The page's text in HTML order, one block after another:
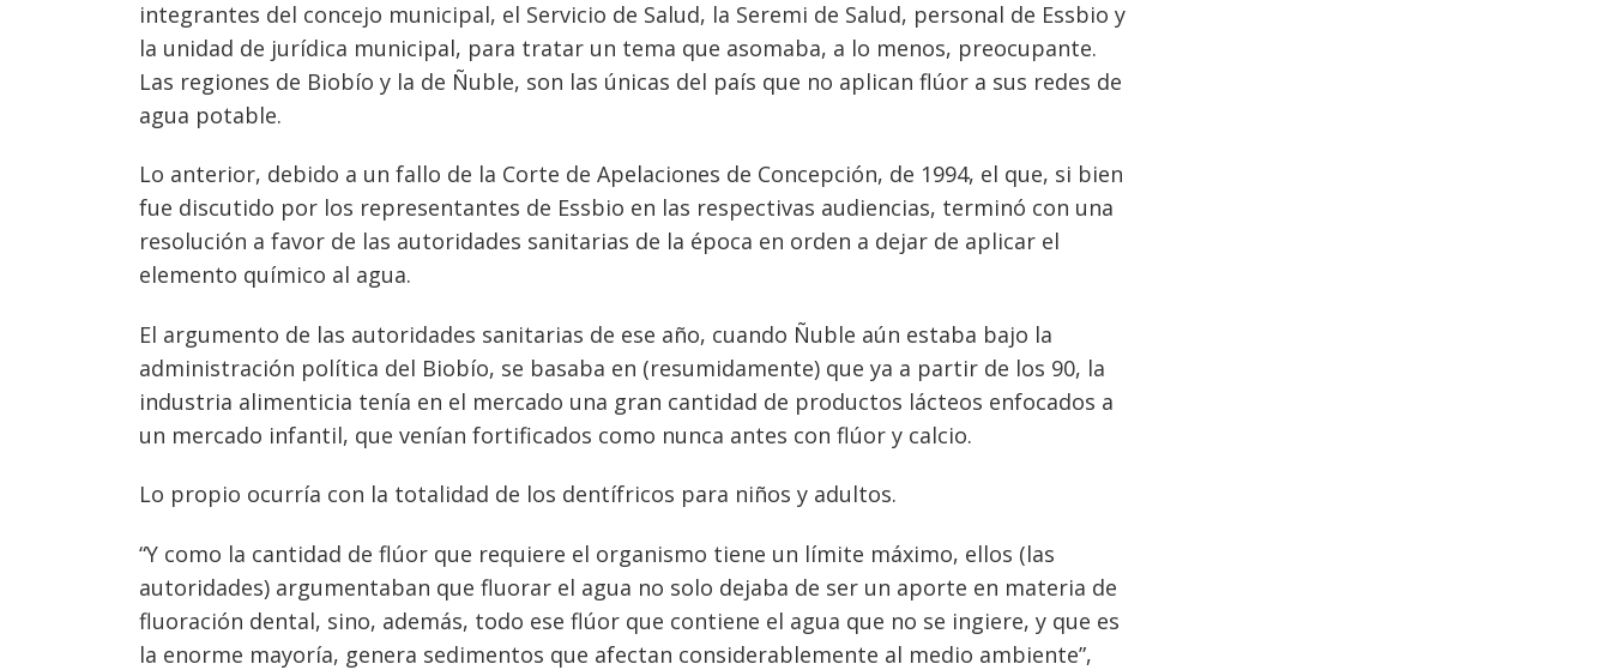
integrantes del concejo municipal, el Servicio de Salud, la Seremi de Salud, personal de Essbio y
la unidad de jurídica municipal, para tratar un tema que asomaba, a lo menos, preocupante.
Las regiones de Biobío y la de Ñuble, son las únicas del país que no aplican flúor a sus redes de
agua potable.
Lo anterior, debido a un fallo de la Corte de Apelaciones de Concepción, de 1994, el que, si bien
fue discutido por los representantes de Essbio en las respectivas audiencias, terminó con una
resolución a favor de las autoridades sanitarias de la época en orden a dejar de aplicar el
elemento químico al agua.
El argumento de las autoridades sanitarias de ese año, cuando Ñuble aún estaba bajo la
administración política del Biobío, se basaba en (resumidamente) que ya a partir de los 90, la
industria alimenticia tenía en el mercado una gran cantidad de productos lácteos enfocados a
un mercado infantil, que venían fortificados como nunca antes con flúor y calcio.
Lo propio ocurría con la totalidad de los dentífricos para niños y adultos.
“Y como la cantidad de flúor que requiere el organismo tiene un límite máximo, ellos (las
autoridades) argumentaban que fluorar el agua no solo dejaba de ser un aporte en materia de
fluoración dental, sino, además, todo ese flúor que contiene el agua que no se ingiere, y que es
la enorme mayoría, genera sedimentos que afectan considerablemente al medio ambiente”,